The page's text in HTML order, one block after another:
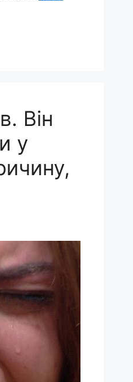
Він
у